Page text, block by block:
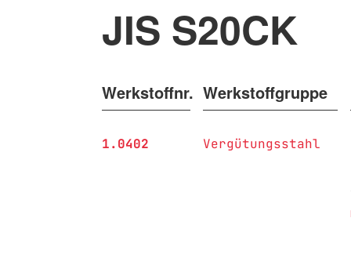
JIS S20CK
Werkstoffnr. Werkstoffgruppe
1.0402 Vergütungsstahl